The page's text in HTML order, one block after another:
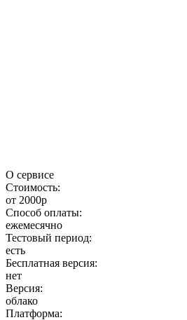
О сервисе
Стоимость:
от 2000р
Способ оплаты:
ежемесячно
Тестовый период:
есть
Бесплатная версия:
нет
Версия:
облако
Платформа: